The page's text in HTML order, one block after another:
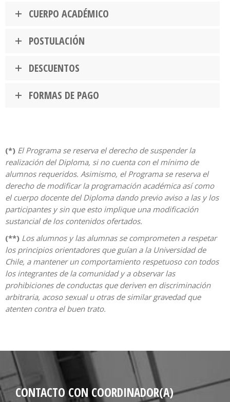
CUERPO ACADÉMICO
POSTULACIÓN
DESCUENTOS
FORMAS DE PAGO
(*) El Programa se reserva el derecho de suspender la
realización del Diploma, si no cuenta con el mínimo de
alumnos requeridos. Asimismo, el Programa se reserva el
derecho de modificar la programación académica así como
el cuerpo docente del Diploma dando previo aviso a las y los
participantes y sin que esto implique una modificación
sustancial de los contenidos ofertados.
(**) Los alumnos y las alumnas se comprometen a respetar
los principios orientadores que guían a la Universidad de
Chile, a mantener un comportamiento respetuoso con todos
los integrantes de la comunidad y a observar las
prohibiciones de conductas que deriven en discriminación
arbitraria, acoso sexual u otras de similar gravedad que
atenten contra el buen trato.
CONTACTO CON COORDINADOR(A)